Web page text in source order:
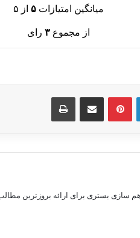
میانگین امتیازات ۵ از ۵
از مجموع ۳ رای
لینکدین پینترستاشتراک گذاری از طریق ایمیل چاپ
از سال 1398 با هدف فراهم سازی بستری برای